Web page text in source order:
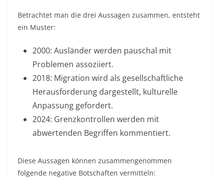
Betrachtet man die drei Aussagen zusammen, entsteht
ein Muster:
2000: Ausländer werden pauschal mit
Problemen assoziiert.
2018: Migration wird als gesellschaftliche
Herausforderung dargestellt, kulturelle
Anpassung gefordert.
2024: Grenzkontrollen werden mit
abwertenden Begriffen kommentiert.
Diese Aussagen können zusammengenommen
folgende negative Botschaften vermitteln: